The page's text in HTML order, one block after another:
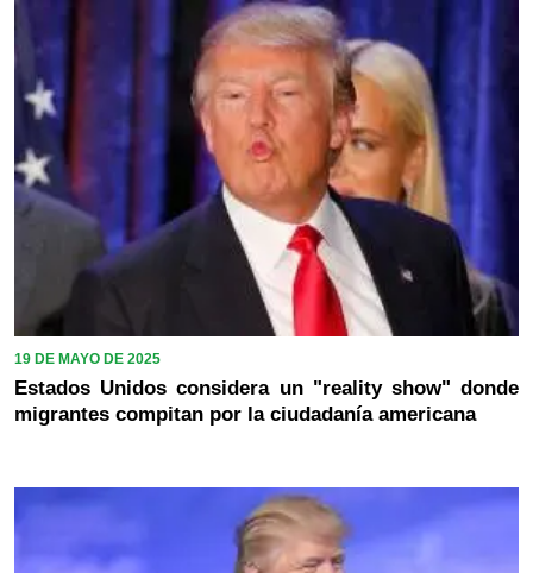
19 DE MAYO DE 2025
Estados Unidos considera un "reality show" donde
migrantes compitan por la ciudadanía americana